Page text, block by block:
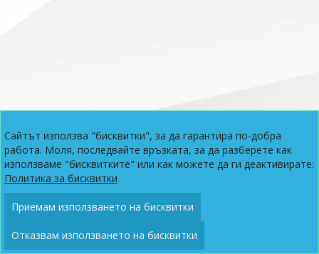
Сайтът използва "бисквитки", за да гарантира по-добра
работа. Моля, последвайте връзката, за да разберете как
използваме "бисквитките" или как можете да ги деактивирате:
Политика за бисквитки
Приемам използването на бисквитки
Отказвам използването на бисквитки
Политика за бисквитки Контакти
© 2026 My Future. Всички права запазени.